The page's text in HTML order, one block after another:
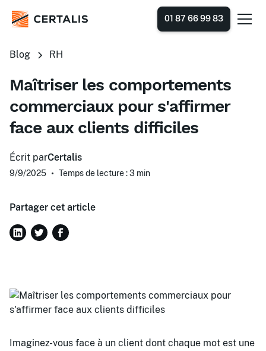
01 87 66 99 83
Blog RH
Maîtriser les comportements
commerciaux pour s'affirmer
face aux clients difficiles
Écrit parCertalis
9/9/2025 • Temps de lecture : 3 min
Partager cet article
Imaginez-vous face à un client dont chaque mot est une